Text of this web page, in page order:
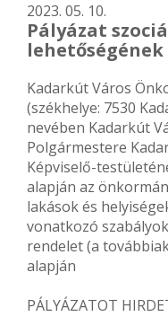
2023. 05. 10.
Pályázat
Kadarkút Város
(székhelye: 7530
nevében Kadarkút
Polgármestere
Képviselő-
alapján az
lakások és
vonatkozó
rendelet (a
alapján
PÁLYÁZATOT